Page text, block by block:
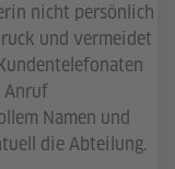
nicht persönlich
und vermeidet
Anruf
Namen und
die Abteilung.